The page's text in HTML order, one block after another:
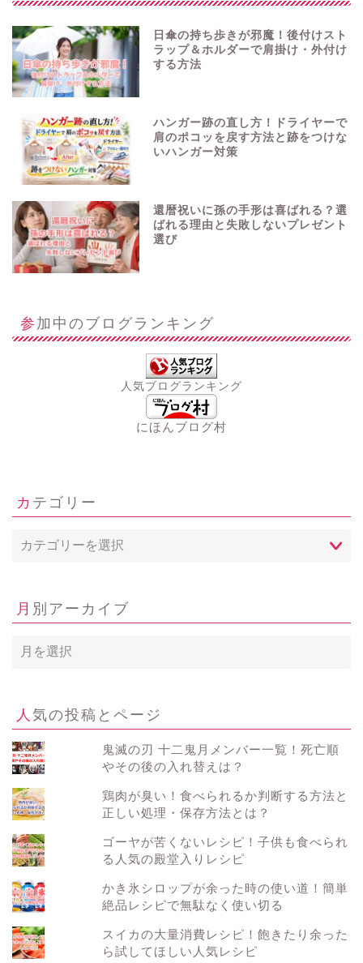
日傘の持ち歩きが邪魔！後付けスト
ラップ＆ホルダーで肩掛け・外付け
する方法
ハンガー跡の直し方！ドライヤーで
肩のポコッを戻す方法と跡をつけな
いハンガー対策
還暦祝いに孫の手形は喜ばれる？選
ばれる理由と失敗しないプレゼント
選び
参加中のブログランキング
人気ブログランキング
にほんブログ村
カテゴリー
月別アーカイブ
月
別
カ
イ
ブ
人気の投稿とページ
鬼滅の刃 十二鬼月メンバー一覧！死亡順
やその後の入れ替えは？
鶏肉が臭い！食べられるか判断する方法と
正しい処理・保存方法とは？
ゴーヤが苦くないレシピ！子供も食べられ
る人気の殿堂入りレシピ
かき氷シロップが余った時の使い道！簡単
絶品レシピで無駄なく使い切る
スイカの大量消費レシピ！飽きたり余った
ら試してほしい人気レシピ